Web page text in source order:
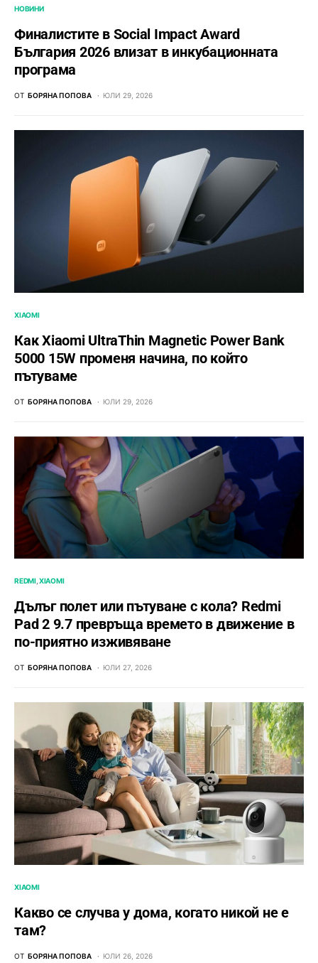
НОВИНИ
Финалистите в Social Impact Award
България 2026 влизат в инкубационната
програма
ОТ БОРЯНА ПОПОВА ЮЛИ 29, 2026
XIAOMI
Как Xiaomi UltraThin Magnetic Power Bank
5000 15W променя начина, по който
пътуваме
ОТ БОРЯНА ПОПОВА ЮЛИ 29, 2026
REDMI XIAOMI
Дълъг полет или пътуване с кола? Redmi
Pad 2 9.7 превръща времето в движение в
по-приятно изживяване
ОТ БОРЯНА ПОПОВА ЮЛИ 27, 2026
XIAOMI
Какво се случва у дома, когато никой не е
там?
ОТ БОРЯНА ПОПОВА ЮЛИ 26, 2026